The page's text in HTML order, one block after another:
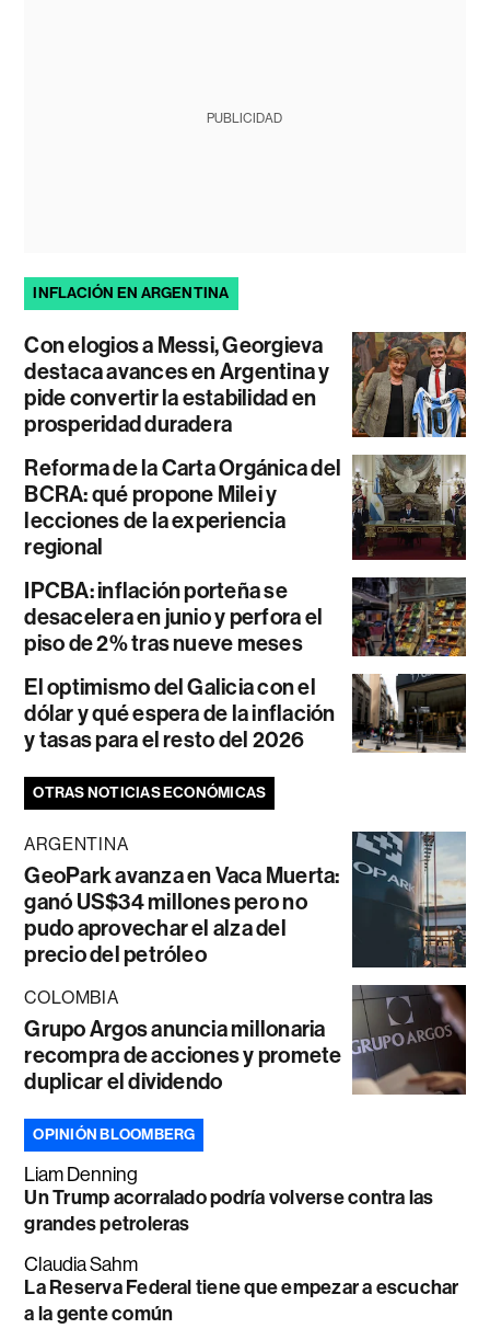
PUBLICIDAD
INFLACIÓN EN ARGENTINA
Con elogios a Messi, Georgieva
destaca avances en Argentina y
pide convertir la estabilidad en
prosperidad duradera
Reforma de la Carta Orgánica del
BCRA: qué propone Milei y
lecciones de la experiencia
regional
IPCBA: inflación porteña se
desacelera en junio y perfora el
piso de 2% tras nueve meses
El optimismo del Galicia con el
dólar y qué espera de la inflación
y tasas para el resto del 2026
OTRAS NOTICIAS ECONÓMICAS
ARGENTINA
GeoPark avanza en Vaca Muerta:
ganó US$34 millones pero no
pudo aprovechar el alza del
precio del petróleo
COLOMBIA
Grupo Argos anuncia millonaria
recompra de acciones y promete
duplicar el dividendo
OPINIÓN BLOOMBERG
Liam Denning
Un Trump acorralado podría volverse contra las
grandes petroleras
Claudia Sahm
La Reserva Federal tiene que empezar a escuchar
a la gente común